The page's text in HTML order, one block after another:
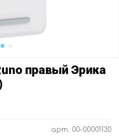
арт. 00-00001130
правый Эрика